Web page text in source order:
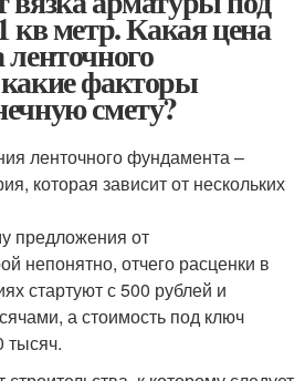
кв метр. Какая цена
ленточного
факторы
смету?
ленточного фундамента –
которая зависит от нескольких
предложения от
непонятно, отчего расценки в
стартуют с 500 рублей и
а стоимость под ключ
тысяч.